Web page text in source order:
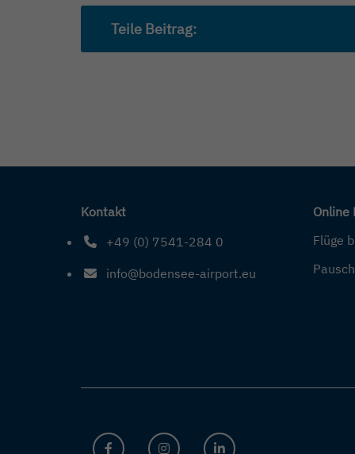
Teile Beitrag:
Kontakt
+49 (0) 7541-284 0
Telefonnummer: 4 9 0 7 5 4 1 2 8 4 0
info@bodensee-airport.eu
E-Mail Adresse: info@bodensee-airport.eu
Online
Flüge